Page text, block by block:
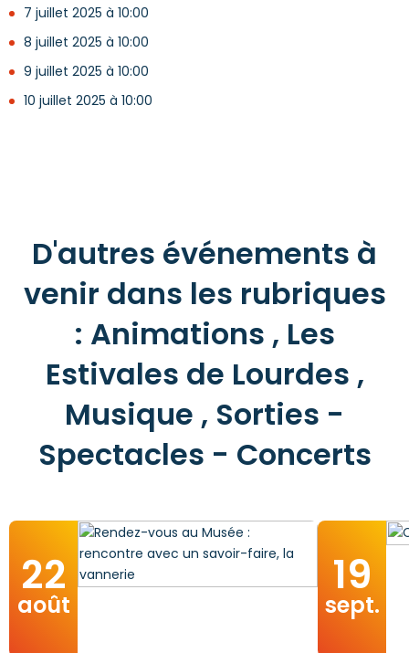
7 juillet 2025 à 10:00
8 juillet 2025 à 10:00
9 juillet 2025 à 10:00
10 juillet 2025 à 10:00
D'autres événements à
venir dans les rubriques
: Animations , Les
Estivales de Lourdes ,
Musique , Sorties -
Spectacles - Concerts
22
août
19
sept.